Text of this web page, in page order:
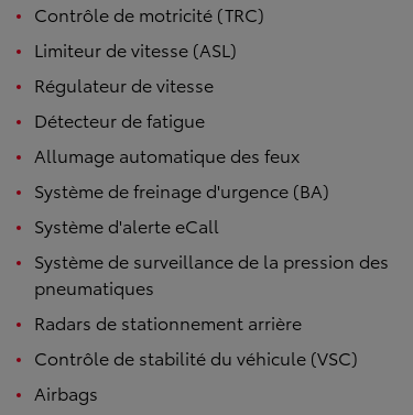
Contrôle de motricité (TRC)
Limiteur de vitesse (ASL)
Régulateur de vitesse
Détecteur de fatigue
Allumage automatique des feux
Système de freinage d'urgence (BA)
Système d'alerte eCall
Système de surveillance de la pression des
pneumatiques
Radars de stationnement arrière
Contrôle de stabilité du véhicule (VSC)
Airbags